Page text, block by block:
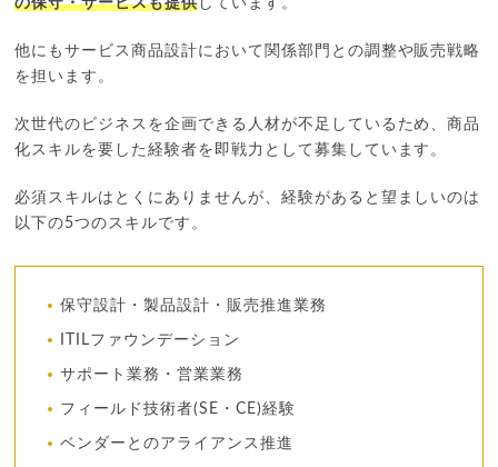
他にもサービス商品設計において関係部門との調整や販売戦略
を担います。
次世代のビジネスを企画できる人材が不足しているため、商品
化スキルを要した経験者を即戦力として募集しています。
必須スキルはとくにありませんが、経験があると望ましいのは
以下の5つのスキルです。
保守設計・製品設計・販売推進業務
ITILファウンデーション
サポート業務・営業業務
フィールド技術者(SE・CE)経験
ベンダーとのアライアンス推進